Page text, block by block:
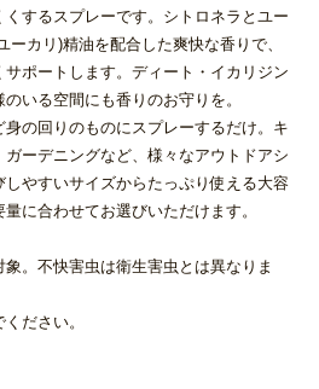
するスプレーです。シトロネラとユー
ーカリ)精油を配合した爽快な香りで、
ポートします。ディート・イカリジン
いる空間にも香りのお守りを。
の回りのものにスプレーするだけ。キ
ーデニングなど、様々なアウトドアシ
やすいサイズからたっぷり使える大容
に合わせてお選びいただけます。
。不快害虫は衛生害虫とは異なりま
ださい。